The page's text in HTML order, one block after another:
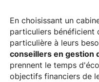
En choisissant un
particuliers bénéficient
particulière à leurs
conseillers en gestion
prennent le temps
objectifs financiers de